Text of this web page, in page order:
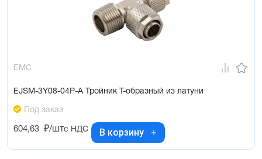
EMC
EJSM-3Y08-04P-A Тройник Т-образный из латуни
Под заказ
604,63 ₽/штс НДС В корзину